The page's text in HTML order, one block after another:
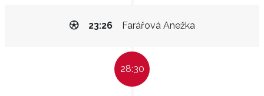
Farářová Anežka
23:26
28:30